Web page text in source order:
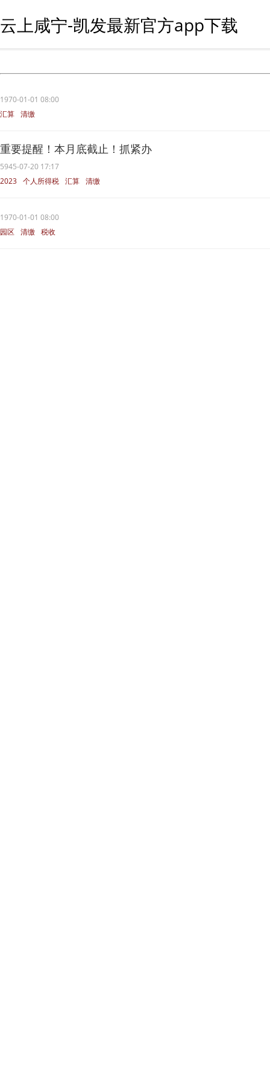
云上咸宁-凯发最新官方app下载
1970-01-01 08:00
汇算 清缴
重要提醒！本月底截止！抓紧办
5945-07-20 17:17
2023 个人所得税 汇算 清缴
1970-01-01 08:00
园区 清缴 税收